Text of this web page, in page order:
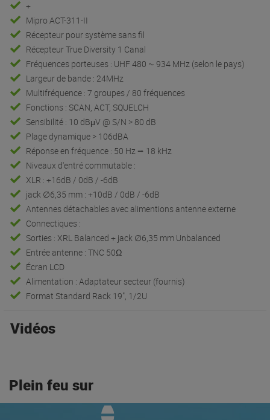
+
Mipro ACT-311-II
Récepteur pour système sans fil
Récepteur True Diversity 1 Canal
Fréquences porteuses : UHF 480 ~ 934 MHz (selon le pays)
Largeur de bande : 24MHz
Multifréquence : 7 groupes / 80 fréquences
Fonctions : SCAN, ACT, SQUELCH
Sensibilité : 10 dBμV @ S/N > 80 dB
Plage dynamique > 106dBA
Réponse en fréquence : 50 Hz ⭢ 18 kHz
Niveaux d'entré commutable :
XLR : +16dB / 0dB / -6dB
jack ∅6,35 mm : +10dB / 0dB / -6dB
Antennes détachables avec alimentions antenne externe
Connectiques :
Sorties : XRL Balanced + jack ∅6,35 mm Unbalanced
Entrée antenne : TNC 50Ω
Écran LCD
Alimentation : Adaptateur secteur (fournis)
Format Standard Rack 19", 1/2U
Vidéos
Plein feu sur